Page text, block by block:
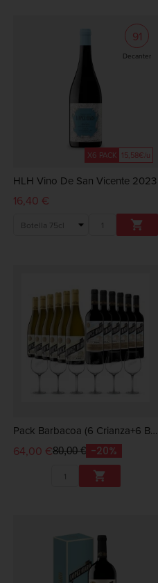
Decanter
91
X6 PACK 15,58€/u
HLH Vino De San Vicente 2023
16,40 €

Pack Barbacoa (6 Crianza+6 Blanco HLH)
64,00 €80,00 € -20%
